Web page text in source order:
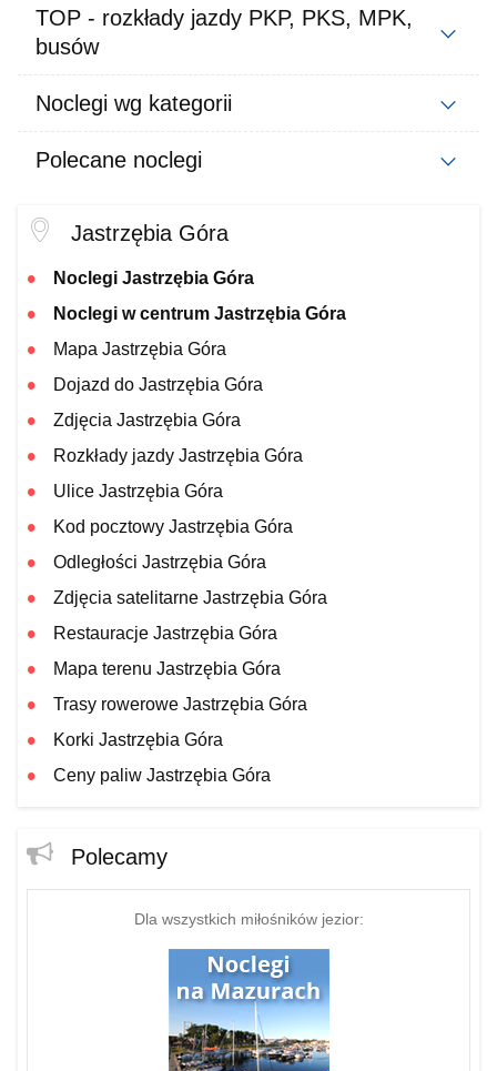
TOP - rozkłady jazdy PKP, PKS, MPK,
busów
Noclegi wg kategorii
Polecane noclegi
Jastrzębia Góra
Noclegi Jastrzębia Góra
Noclegi w centrum Jastrzębia Góra
Mapa Jastrzębia Góra
Dojazd do Jastrzębia Góra
Zdjęcia Jastrzębia Góra
Rozkłady jazdy Jastrzębia Góra
Ulice Jastrzębia Góra
Kod pocztowy Jastrzębia Góra
Odległości Jastrzębia Góra
Zdjęcia satelitarne Jastrzębia Góra
Restauracje Jastrzębia Góra
Mapa terenu Jastrzębia Góra
Trasy rowerowe Jastrzębia Góra
Korki Jastrzębia Góra
Ceny paliw Jastrzębia Góra
Polecamy
Dla wszystkich miłośników jezior: